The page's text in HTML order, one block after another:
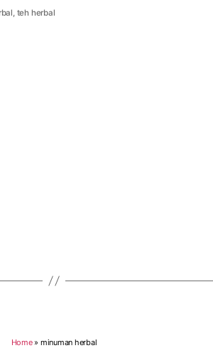
, teh herbal
Home» minuman herbal